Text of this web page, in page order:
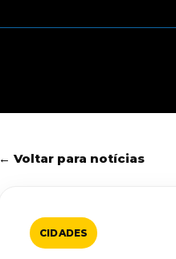
← Voltar para notícias
CIDADES